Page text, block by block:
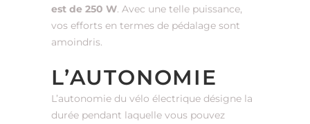
est de 250 W. Avec une telle puissance,
vos efforts en termes de pédalage sont
amoindris.
L’AUTONOMIE
L’autonomie du vélo électrique désigne la
durée pendant laquelle vous pouvez